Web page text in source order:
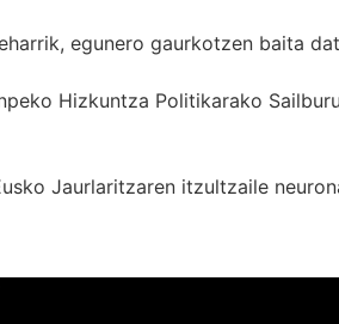
egunero gaurkotzen baita
Hizkuntza Politikarako
Jaurlaritzaren itzultzaile